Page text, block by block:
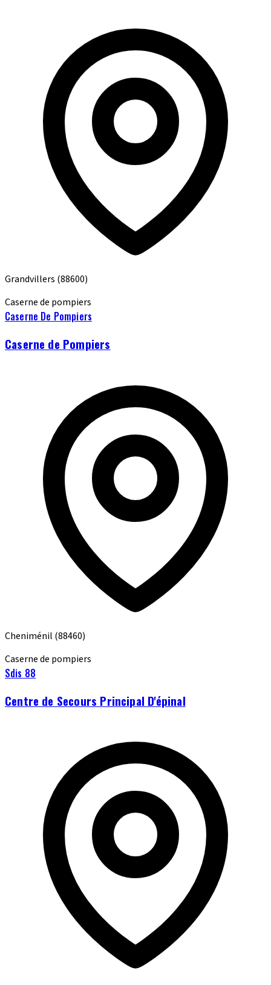
Grandvillers (88600)
Caserne de pompiers
Caserne De Pompiers
Caserne de Pompiers
Cheniménil (88460)
Caserne de pompiers
Sdis 88
Centre de Secours Principal D'épinal